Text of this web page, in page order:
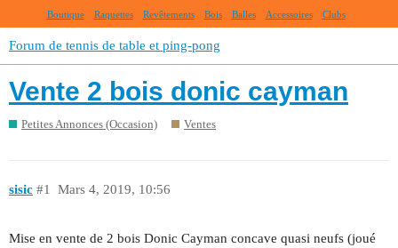
Boutique Raquettes Revêtements Bois Balles Accessoires Clubs
Forum de tennis de table et ping-pong
Vente 2 bois donic cayman
Petites Annonces (Occasion) Ventes
sisic Mars 4, 2019, 10:56
#1
Mise en vente de 2 bois Donic Cayman concave quasi neufs (joué